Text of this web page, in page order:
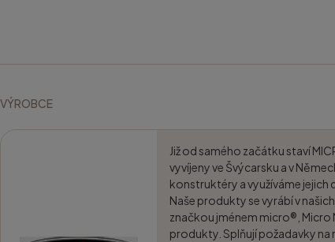
VÝROBCE
Již od samého začátku staví
vyvíjeny ve Švýcarsku a v
konstruktéry a využíváme jejich
Naše produkty se vyrábí v
značkou jménem micro®, Micro
produkty. Splňují požadavky na